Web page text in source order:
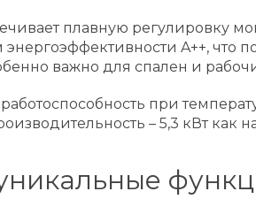
плавную регулировку
A++,
важно для спален и
при
– 5,3 кВт